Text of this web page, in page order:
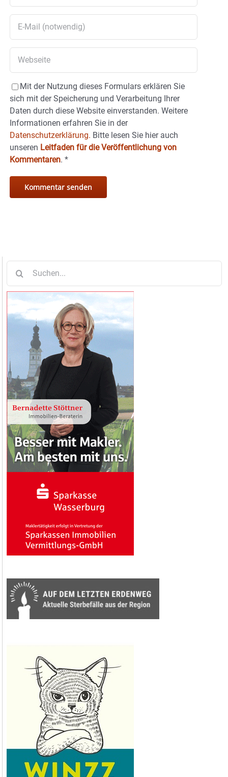
Mit der Nutzung dieses Formulars erklären Sie
sich mit der Speicherung und Verarbeitung Ihrer
Daten durch diese Website einverstanden. Weitere
Informationen erfahren Sie in der
Datenschutzerklärung. Bitte lesen Sie hier auch
unseren Leitfaden für die Veröffentlichung von
Kommentaren. *
nach: